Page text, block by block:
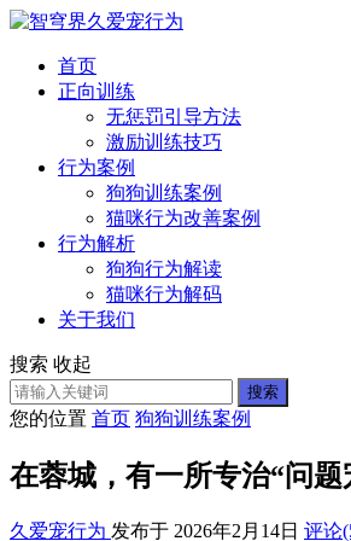
首页
正向训练
无惩罚引导方法
激励训练技巧
行为案例
狗狗训练案例
猫咪行为改善案例
行为解析
狗狗行为解读
猫咪行为解码
关于我们
搜索 收起
搜索
您的位置 首页 狗狗训练案例
在蓉城，有一所专治“问
久爱宠行为 发布于 2026年2月14日 评论